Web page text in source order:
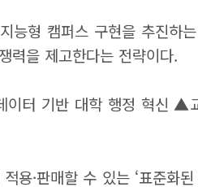
형 캠퍼스 구현을 추진하
력을 제고한다는 전략이다.
터 기반 대학 행정 혁신 ▲교
·판매할 수 있는 ‘표준화